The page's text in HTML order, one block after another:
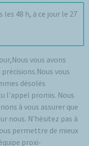
48 h, à ce jour le 27
vous avons
vous
désolés
l'appel promis. Nous
à vous assurer que
nous. N'hésitez pas à
permettre de mieux
proxi-